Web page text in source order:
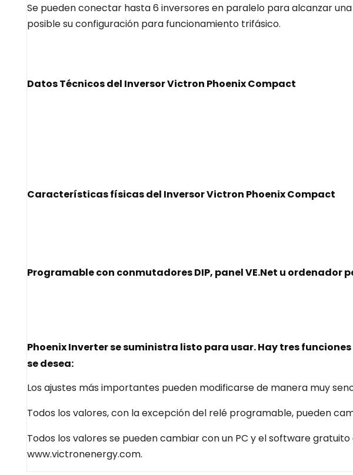
Se pueden conectar hasta 6 inversores en paralelo para alcanzar
posible su configuración para funcionamiento trifásico.
Datos Técnicos del Inversor Victron Phoenix Compact
Características físicas del Inversor Victron Phoenix Compact
Programable con conmutadores DIP, panel VE.Net u ordenador
Phoenix Inverter se suministra listo para usar. Hay tres
se desea:
Los ajustes más importantes pueden modificarse de manera muy
Todos los valores, con la excepción del relé programable, pueden
Todos los valores se pueden cambiar con un PC y el software
www.victronenergy.com.